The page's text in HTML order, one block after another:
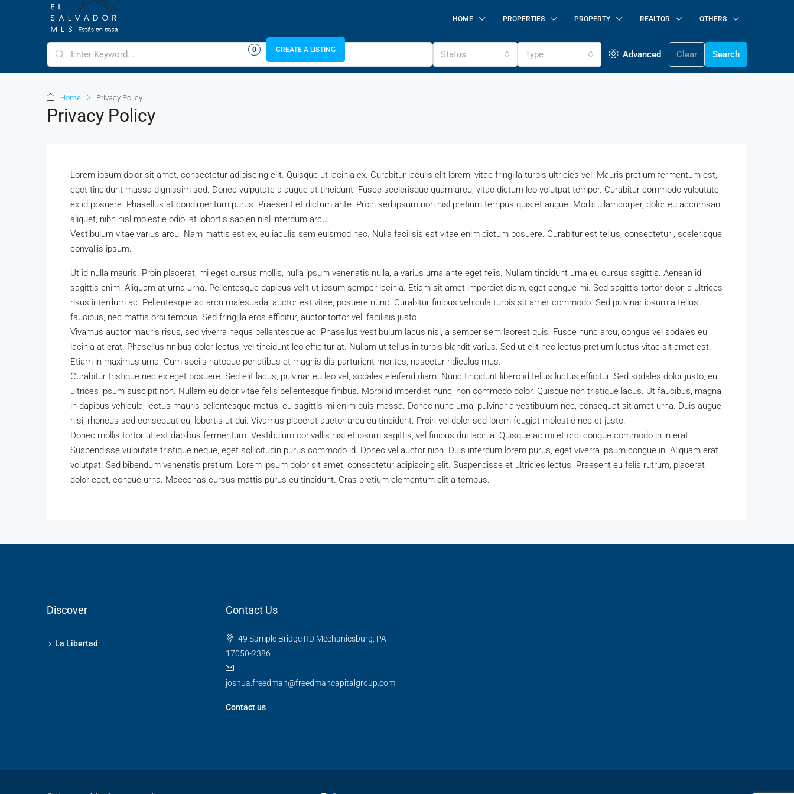
HOME PROPERTIES PROPERTY REALTOR OTHERS
+16612129260 0 CREATE A LISTING Status Type Advanced Clear Search
Home Privacy Policy
Privacy Policy
Lorem ipsum dolor sit amet, consectetur adipiscing elit. Quisque ut lacinia ex. Curabitur iaculis elit lorem, vitae fringilla turpis ultricies vel. Mauris pretium fermentum est,
eget tincidunt massa dignissim sed. Donec vulputate a augue at tincidunt. Fusce scelerisque quam arcu, vitae dictum leo volutpat tempor. Curabitur commodo vulputate
ex id posuere. Phasellus at condimentum purus. Praesent et dictum ante. Proin sed ipsum non nisl pretium tempus quis et augue. Morbi ullamcorper, dolor eu accumsan
aliquet, nibh nisl molestie odio, at lobortis sapien nisl interdum arcu.
Vestibulum vitae varius arcu. Nam mattis est ex, eu iaculis sem euismod nec. Nulla facilisis est vitae enim dictum posuere. Curabitur est tellus, consectetur , scelerisque
convallis ipsum.
Ut id nulla mauris. Proin placerat, mi eget cursus mollis, nulla ipsum venenatis nulla, a varius urna ante eget felis. Nullam tincidunt urna eu cursus sagittis. Aenean id
sagittis enim. Aliquam at urna urna. Pellentesque dapibus velit ut ipsum semper lacinia. Etiam sit amet imperdiet diam, eget congue mi. Sed sagittis tortor dolor, a ultrices
risus interdum ac. Pellentesque ac arcu malesuada, auctor est vitae, posuere nunc. Curabitur finibus vehicula turpis sit amet commodo. Sed pulvinar ipsum a tellus
faucibus, nec mattis orci tempus. Sed fringilla eros efficitur, auctor tortor vel, facilisis justo.
Vivamus auctor mauris risus, sed viverra neque pellentesque ac. Phasellus vestibulum lacus nisl, a semper sem laoreet quis. Fusce nunc arcu, congue vel sodales eu,
lacinia at erat. Phasellus finibus dolor lectus, vel tincidunt leo efficitur at. Nullam ut tellus in turpis blandit varius. Sed ut elit nec lectus pretium luctus vitae sit amet est.
Etiam in maximus urna. Cum sociis natoque penatibus et magnis dis parturient montes, nascetur ridiculus mus.
Curabitur tristique nec ex eget posuere. Sed elit lacus, pulvinar eu leo vel, sodales eleifend diam. Nunc tincidunt libero id tellus luctus efficitur. Sed sodales dolor justo, eu
ultrices ipsum suscipit non. Nullam eu dolor vitae felis pellentesque finibus. Morbi id imperdiet nunc, non commodo dolor. Quisque non tristique lacus. Ut faucibus, magna
in dapibus vehicula, lectus mauris pellentesque metus, eu sagittis mi enim quis massa. Donec nunc urna, pulvinar a vestibulum nec, consequat sit amet urna. Duis augue
nisi, rhoncus sed consequat eu, lobortis ut dui. Vivamus placerat auctor arcu eu tincidunt. Proin vel dolor sed lorem feugiat molestie nec et justo.
Donec mollis tortor ut est dapibus fermentum. Vestibulum convallis nisl et ipsum sagittis, vel finibus dui lacinia. Quisque ac mi et orci congue commodo in in erat.
Suspendisse vulputate tristique neque, eget sollicitudin purus commodo id. Donec vel auctor nibh. Duis interdum lorem purus, eget viverra ipsum congue in. Aliquam erat
volutpat. Sed bibendum venenatis pretium. Lorem ipsum dolor sit amet, consectetur adipiscing elit. Suspendisse et ultricies lectus. Praesent eu felis rutrum, placerat
dolor eget, congue urna. Maecenas cursus mattis purus eu tincidunt. Cras pretium elementum elit a tempus.
Discover
La Libertad
Contact Us
49 Sample Bridge RD Mechanicsburg, PA
17050-2386
joshua.freedman@freedmancapitalgroup.com
Contact us